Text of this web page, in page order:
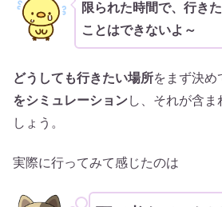
限られた時間で、行き
ことはできないよ～
どうしても行きたい場所をまず決め
をシミュレーションし、それが含ま
しょう。
実際に行ってみて感じたのは